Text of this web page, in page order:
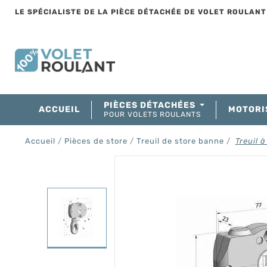
LE SPÉCIALISTE DE LA PIÈCE DÉTACHÉE DE VOLET
ACCUEIL PIÈCES DÉTACHÉES
POUR VOLETS ROULANTS
Accueil Pièces de store Treuil de store banne Treuil